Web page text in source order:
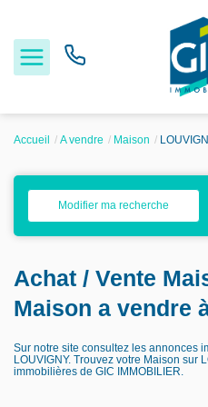
Acheter
Louer
Estimer
Accueil A vendre Maison
Modifier ma recherche
Achat / Vente
Maison a vendre
Sur notre site consultez les annonces
LOUVIGNY. Trouvez votre Maison sur
immobilières de GIC IMMOBILIER.